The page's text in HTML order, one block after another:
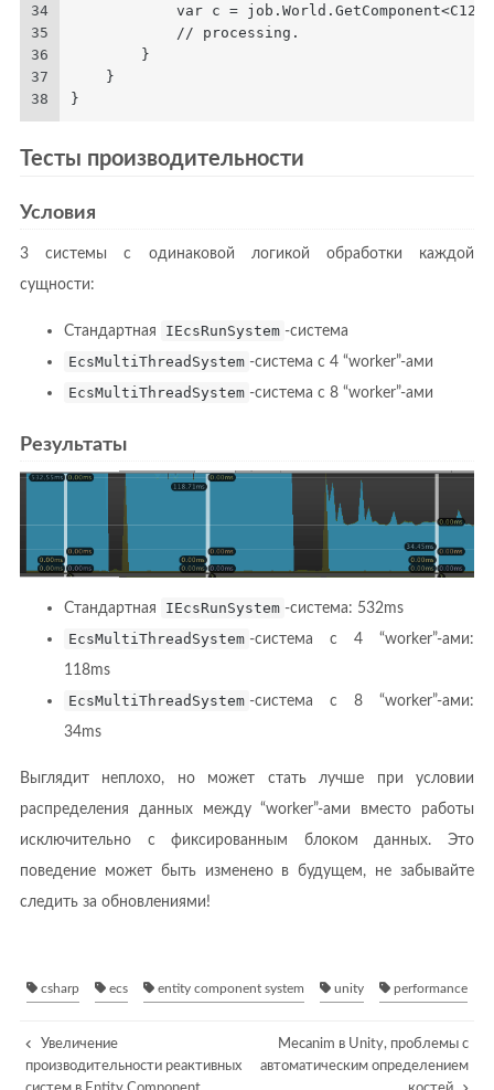
34
35
36
37
38
var c =
            // processing.
        }
    }
}
Тесты производительности
Условия
3 системы с одинаковой логикой обработки каждой
сущности:
Стандартная IEcsRunSystem -система
EcsMultiThreadSystem -система с 4 “worker”-ами
EcsMultiThreadSystem -система с 8 “worker”-ами
Результаты
Стандартная IEcsRunSystem -система: 532ms
EcsMultiThreadSystem -система с 4 “worker”-ами:
118ms
EcsMultiThreadSystem -система с 8 “worker”-ами:
34ms
Выглядит неплохо, но может стать лучше при условии
распределения данных между “worker”-ами вместо работы
исключительно с фиксированным блоком данных. Это
поведение может быть изменено в будущем, не забывайте
следить за обновлениями!
csharp ecs entity component system unity performance
Увеличение
производительности реактивных
Mecanim в Unity, проблемы с
автоматическим определением